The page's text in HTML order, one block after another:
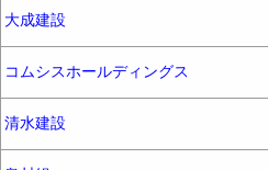
大成建設
コムシスホールディングス
清水建設